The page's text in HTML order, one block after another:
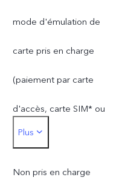
mode d'émulation de
carte pris en charge
(paiement par carte
d'accès, carte SIM* ou
HCE)
*La carte SIM utilisée pour
Plus
Non pris en charge